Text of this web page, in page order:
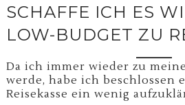
SCHAFFE ICH ES
LOW-BUDGET ZU
Da ich immer wieder zu
werde, habe ich beschlossen
Reisekasse ein wenig